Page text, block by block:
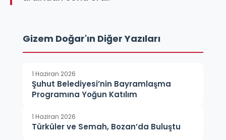
Gizem Doğar'ın Diğer Yazıları
1 Haziran 2026
Şuhut Belediyesi’nin Bayramlaşma
Programına Yoğun Katılım
1 Haziran 2026
Türküler ve Semah, Bozan’da Buluştu